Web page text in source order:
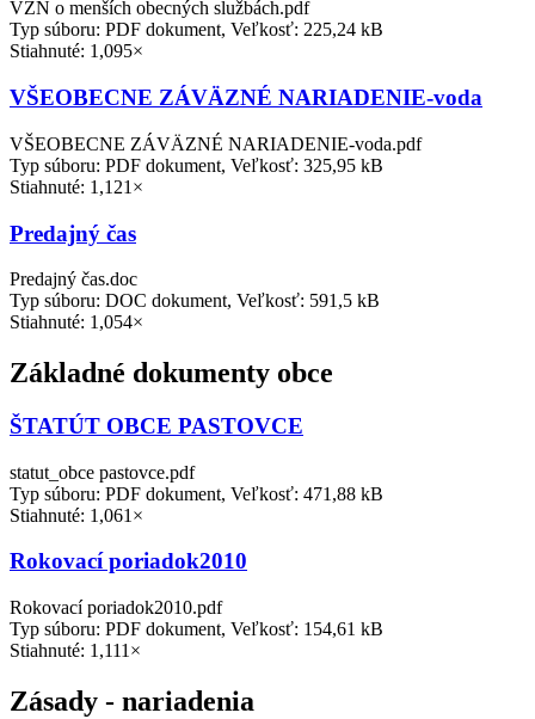
VZN o menších obecných službách.pdf
Typ súboru: PDF dokument, Veľkosť: 225,24 kB
Stiahnuté: 1,095×
VŠEOBECNE ZÁVÄZNÉ NARIADENIE-voda
VŠEOBECNE ZÁVÄZNÉ NARIADENIE-voda.pdf
Typ súboru: PDF dokument, Veľkosť: 325,95 kB
Stiahnuté: 1,121×
Predajný čas
Predajný čas.doc
Typ súboru: DOC dokument, Veľkosť: 591,5 kB
Stiahnuté: 1,054×
Základné dokumenty obce
ŠTATÚT OBCE PASTOVCE
statut_obce pastovce.pdf
Typ súboru: PDF dokument, Veľkosť: 471,88 kB
Stiahnuté: 1,061×
Rokovací poriadok2010
Rokovací poriadok2010.pdf
Typ súboru: PDF dokument, Veľkosť: 154,61 kB
Stiahnuté: 1,111×
Zásady - nariadenia